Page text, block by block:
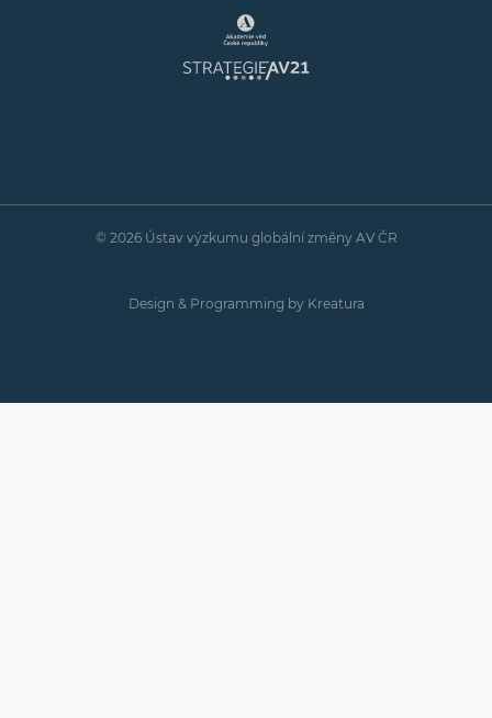
© 2026 Ústav výzkumu globální změny AV ČR
Design & Programming by Kreatura